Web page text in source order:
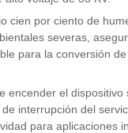
Clase de
aislamiento
Aumento de
temperatura
cien por ciento de
severas,
para la conversión
encender el dispositivo
interrupción del
para aplicaciones